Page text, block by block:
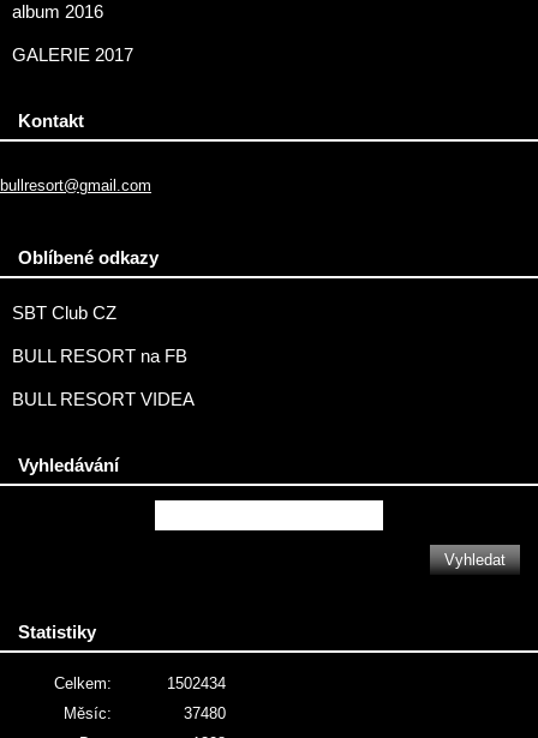
album 2016
GALERIE 2017
Kontakt
bullresort@gmail.com
Oblíbené odkazy
SBT Club CZ
BULL RESORT na FB
BULL RESORT VIDEA
Vyhledávání
Statistiky
Celkem:
1502434
Měsíc:
37480